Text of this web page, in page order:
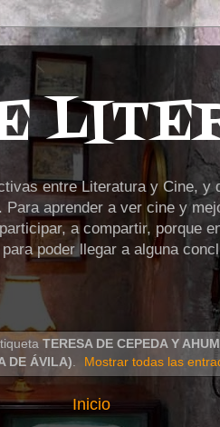
entre Literatura y Cine,
Para aprender a ver cine y
a compartir, porque
poder llegar a alguna
TERESA DE CEPEDA Y
DE ÁVILA). Mostrar todas las
Inicio